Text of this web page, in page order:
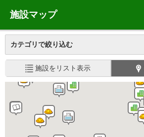
施設マップ
カテゴリで絞り込む
施設をリスト表示